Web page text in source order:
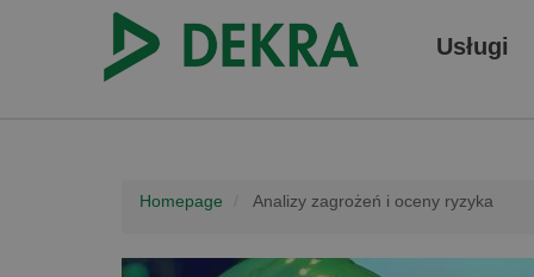
Usługi
Homepage Analizy zagrożeń i oceny ryzyka